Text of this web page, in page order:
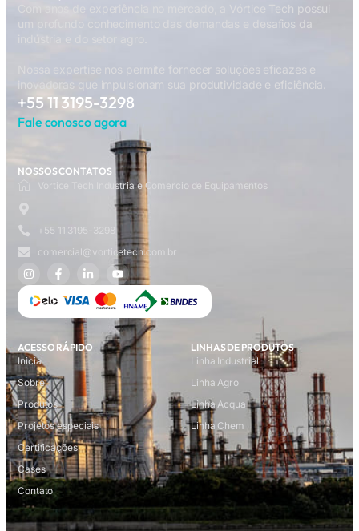
Com anos de experiência no mercado, a Vórtice Tech possui
um profundo conhecimento das demandas e desafios da
Nossa expertise nos permite fornecer soluções eficazes e
inovadoras que impulsionam sua produtividade e eficiência.
+55 11 3195-3298
Fale conosco agora
ACESSO RÁPIDO
Inicial
Sobre
Produtos
Projetos especiais
Certificações
Cases
Contato
LINHAS DE PRODUTOS
Linha Industrial
Linha Agro
Linha Acqua
Linha Chem
NOSSOS CONTATOS
Vortice Tech Industria e Comercio de Equipamentos
+55 11 3195-3298
comercial@vorticetech.com.br